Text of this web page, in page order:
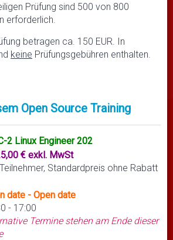
Prüfung sind 500 von 800
erforderlich.
betragen ca. 150 EUR. In
keine Prüfungsgebühren enthalten.
Open Source Training
2 Linux Engineer 202
€ exkl. MwSt
Standardpreis ohne Rabatt
date - Open date
- 17:00
Termine stehen am Ende dieser